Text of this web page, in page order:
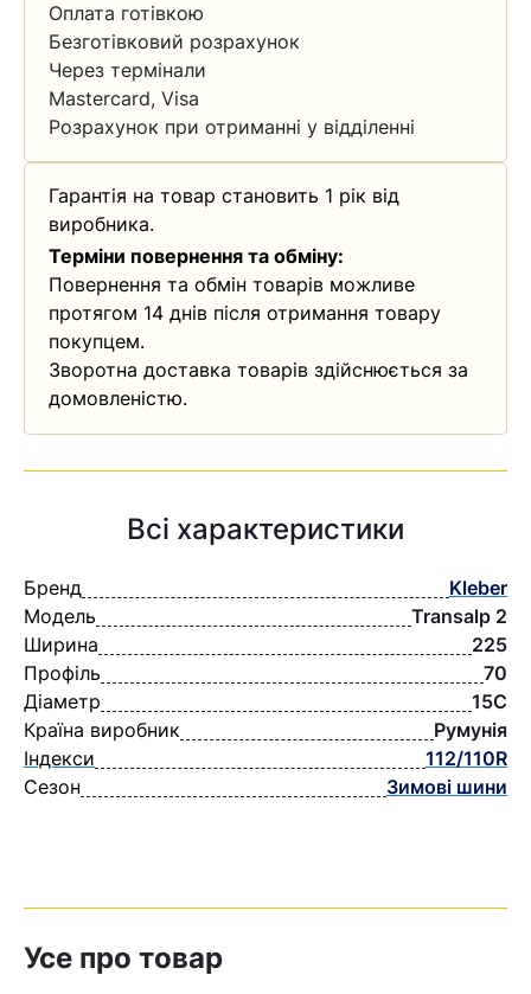
Оплата готівкою
Безготівковий розрахунок
Через термінали
Mastercard, Visa
Розрахунок при отриманні у відділенні
Гарантія на товар становить 1 рік від
виробника.
Терміни повернення та обміну:
Повернення та обмін товарів можливе
протягом 14 днів після отримання товару
покупцем.
Зворотна доставка товарів здійснюється за
домовленістю.
Всі характеристики
Бренд
Kleber
Модель
Transalp 2
Ширина
225
Профіль
70
Діаметр
15C
Країна виробник
Румунія
Індекси
112/110R
Сезон
Зимові шини
Усе про товар